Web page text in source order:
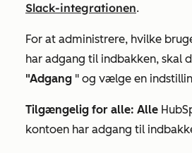
Slack-integrationen.
For at administrere, hvilke
har adgang til indbakken, skal
"Adgang " og vælge en
Tilgængelig for alle: Alle
kontoen har adgang til